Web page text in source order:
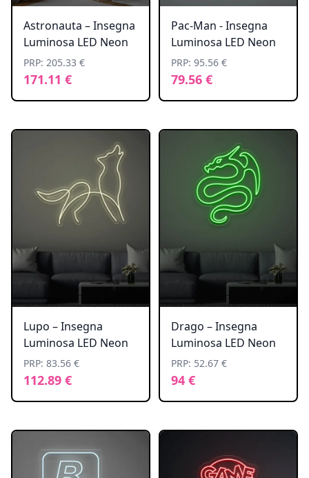
Astronauta – Insegna
Luminosa LED Neon
PRP: 205.33 €
171.11 €
Pac-Man - Insegna
Luminosa LED Neon
PRP: 95.56 €
79.56 €
Lupo – Insegna
Luminosa LED Neon
PRP: 83.56 €
112.89 €
Drago – Insegna
Luminosa LED Neon
PRP: 52.67 €
94 €